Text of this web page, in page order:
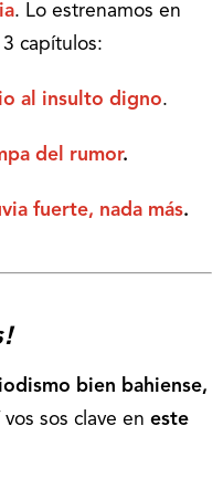
. Lo estrenamos en
capítulos:
al insulto digno.
del rumor.
fuerte, nada más.
bien bahiense,
vos sos clave en este